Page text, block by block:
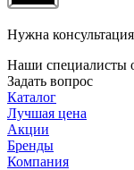
Нужна
Наши специалисты
Задать вопрос
Каталог
Лучшая цена
Акции
Бренды
Компания